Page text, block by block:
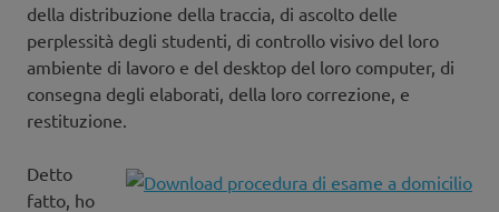
della distribuzione della traccia, di ascolto delle
perplessità degli studenti, di controllo visivo del loro
ambiente di lavoro e del desktop del loro computer, di
consegna degli elaborati, della loro correzione, e
restituzione.
Detto
fatto, ho